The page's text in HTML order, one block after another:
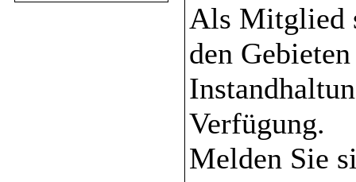
Als Mitglied
den
Verfügung.
Melden Sie